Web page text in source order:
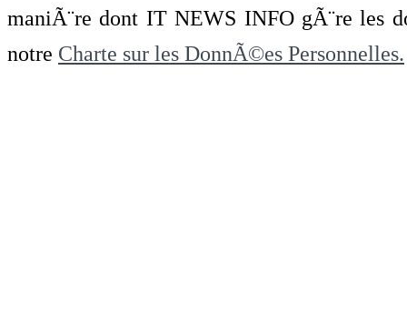
maniÃ¨re dont IT NEWS INFO gÃ¨re les
notre Charte sur les DonnÃ©es Personnelles.